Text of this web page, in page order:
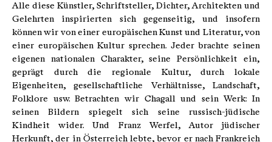
Alle diese Künstler, Schriftsteller, Dichter, Architekten und
Gelehrten inspirierten sich gegenseitig, und insofern
können wir von einer europäischen Kunst und Literatur, von
einer europäischen Kultur sprechen. Jeder brachte seinen
eigenen nationalen Charakter, seine Persönlichkeit ein,
geprägt durch die regionale Kultur, durch lokale
Eigenheiten, gesellschaftliche Verhältnisse, Landschaft,
Folklore usw. Betrachten wir Chagall und sein Werk: In
seinen Bildern spiegelt sich seine russisch-jüdische
Kindheit wider. Und Franz Werfel, Autor jüdischer
Herkunft, der in Österreich lebte, bevor er nach Frankreich